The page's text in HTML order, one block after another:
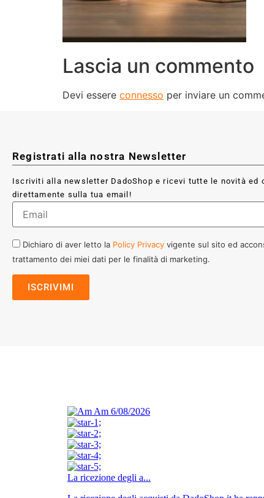
Lascia un commento
Devi essere connesso per inviare un
Registrati alla nostra Newsletter
Iscriviti alla newsletter DadoShop e ricevi tutte le novità ed
direttamente sulla tua email!
Dichiaro di aver letto la Policy Privacy vigente sul sito ed
trattamento dei miei dati per le finalità di marketing.